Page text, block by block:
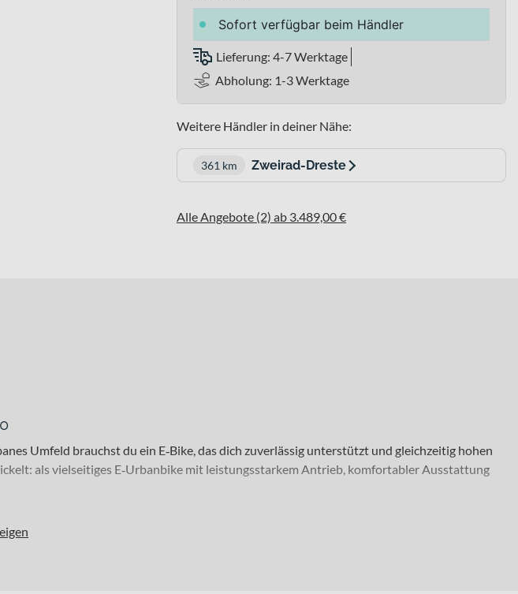
Sofort verfügbar beim Händler
Lieferung: 4-7 Werktage
Abholung: 1-3 Werktage
Weitere Händler in deiner Nähe:
361 km Zweirad-Dreste
Alle Angebote (2) ab 3.489,00 €
Umfeld brauchst du ein E‑Bike, das dich zuverlässig unterstützt und gleichzeitig hohen
als vielseitiges E‑Urbanbike mit leistungsstarkem Antrieb, komfortabler Ausstattung